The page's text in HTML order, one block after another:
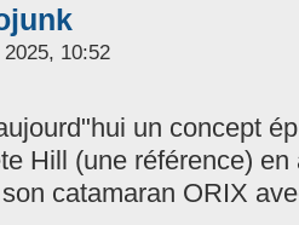
10:52
un concept
Hill (une référence)
catamaran ORIX